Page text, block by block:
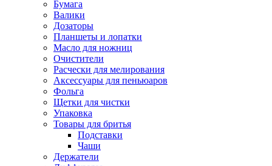
Бумага
Валики
Дозаторы
Планшеты и лопатки
Масло для ножниц
Очистители
Расчески для мелирования
Аксессуары для пеньюаров
Фольга
Щетки для чистки
Упаковка
Товары для бритья
Подставки
Чаши
Держатели